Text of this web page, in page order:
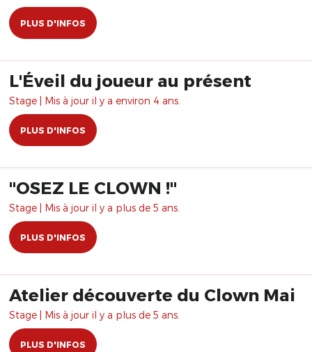
PLUS D'INFOS
L'Éveil du joueur au présent
Stage | Mis à jour il y a environ 4 ans.
PLUS D'INFOS
"OSEZ LE CLOWN !"
Stage | Mis à jour il y a plus de 5 ans.
PLUS D'INFOS
Atelier découverte du Clown Mai
Stage | Mis à jour il y a plus de 5 ans.
PLUS D'INFOS